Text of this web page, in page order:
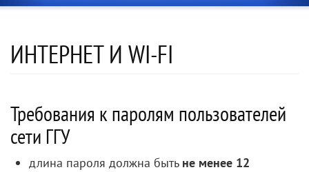
ИНТЕРНЕТ И WI-FI
Требования к паролям пользователей
сети ГГУ
длина пароля должна быть не менее 12